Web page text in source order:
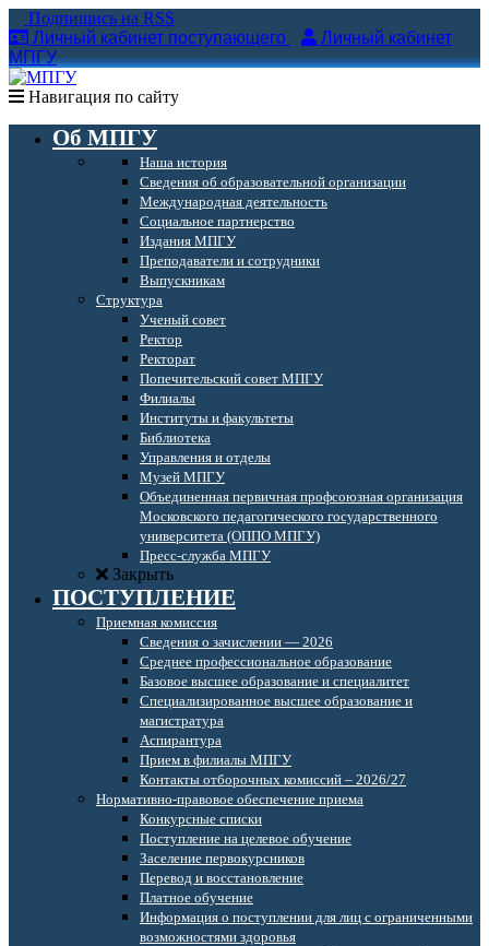
Подпишись на RSS
Личный кабинет поступающего
Личный кабинет
МПГУ
Навигация по сайту
Об МПГУ
Наша история
Сведения об образовательной организации
Международная деятельность
Социальное партнерство
Издания МПГУ
Преподаватели и сотрудники
Выпускникам
Структура
Ученый совет
Ректор
Ректорат
Попечительский совет МПГУ
Филиалы
Институты и факультеты
Библиотека
Управления и отделы
Музей МПГУ
Объединенная первичная профсоюзная организация
Московского педагогического государственного
университета (ОППО МПГУ)
Пресс-служба МПГУ
Закрыть
ПОСТУПЛЕНИЕ
Приемная комиссия
Сведения о зачислении — 2026
Среднее профессиональное образование
Базовое высшее образование и специалитет
Специализированное высшее образование и
магистратура
Аспирантура
Прием в филиалы МПГУ
Контакты отборочных комиссий – 2026/27
Нормативно-правовое обеспечение приема
Конкурсные списки
Поступление на целевое обучение
Заселение первокурсников
Перевод и восстановление
Платное обучение
Информация о поступлении для лиц с ограниченными
возможностями здоровья